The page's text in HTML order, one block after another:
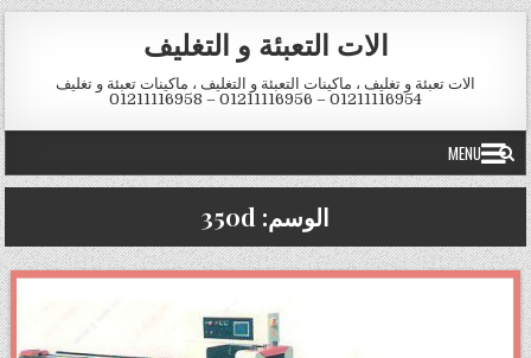
Skip to content
الات التعبئة و التغليف
الات تعبئة و تغليف ، ماكينات التعبئة و التغليف ، ماكينات تعبئة و تغليف
01211116954 – 01211116956 – 01211116958
MENU
الوسم: 350d